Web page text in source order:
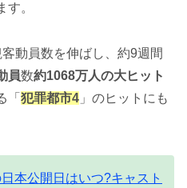
。
動員数を伸ばし、約9週間
員数約1068万人の大ヒット
「 犯罪都市4 」のヒットにも
本公開日はいつ?キャスト